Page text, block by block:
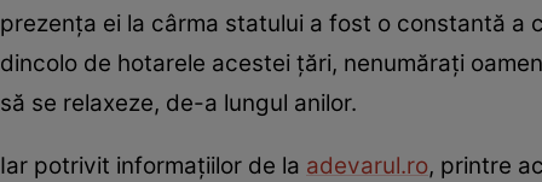
prezența ei la cârma statului a fost o constantă
dincolo de hotarele acestei țări, nenumărați
să se relaxeze, de-a lungul anilor.
Iar potrivit informațiilor de la adevarul.ro, printre